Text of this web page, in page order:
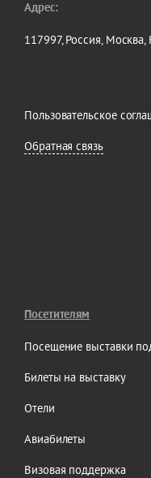
Адрес:
117997, Россия,
Пользовательское
Обратная связь
Посетителям
Посещение выставки
Билеты на выставку
Отели
Авиабилеты
Визовая поддержка